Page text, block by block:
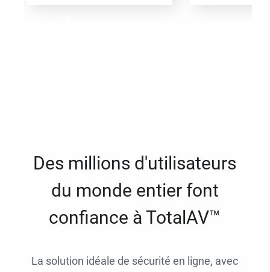
Des millions d'utilisateurs
du monde entier font
confiance à TotalAV™
La solution idéale de sécurité en ligne, avec